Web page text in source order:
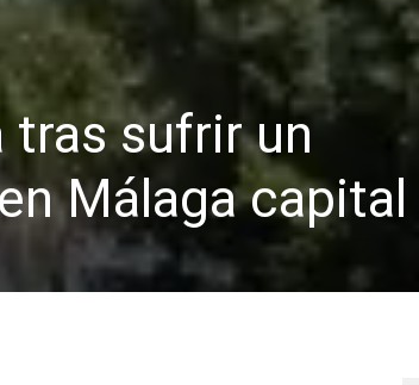
sufrir un
Málaga capital